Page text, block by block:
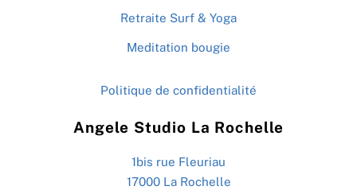
Retraite Surf & Yoga
Meditation bougie
Politique de confidentialité
Angele Studio La Rochelle
1bis rue Fleuriau
17000 La Rochelle